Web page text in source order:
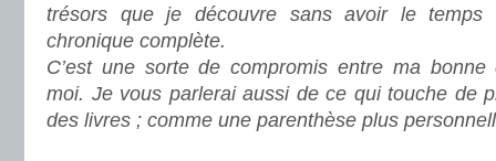
trésors que je découvre sans avoir le temps
chronique complète.
C’est une sorte de compromis entre ma bonne
moi. Je vous parlerai aussi de ce qui touche de
des livres ; comme une parenthèse plus